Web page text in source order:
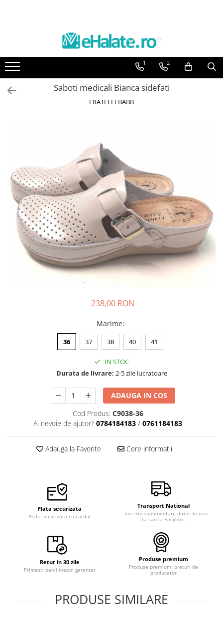
Toate Produsele
Bluze Unisex
Pantaloni Unisex
Costume Unisex
Halate medicale
Halate Bianca
Bluze Maria
Halate medicale femei
Halate medicale barbati
Halate medicale P2 cu fluturas
Halate medicale cu nasturi
Fuste medicale
Veste de lucru
Articole din Polar
Sorturi restaurante
Tricouri de lucru
Noutati
1 2
Saboti medicali Bianca sidefati
FRATELLI BABB
238,00 RON
Marime:
36 37 38 40 41
IN STOC
Durata de livrare: 2-5 zile lucratoare
ADAUGA IN COS
Cod Produs: C9038-36
Ai nevoie de ajutor? 0784184183 / 0761184183
Adauga la Favorite Cere informatii
Plata securizata
Plata securizata cu cardul
Transport National
...fara km suplimentari, direct la usa
ta sau la Easybox.
Retur in 30 zile
Primesti banii inapoi garantat
Produse premium
Produse premium, preturi de
producator
PRODUSE SIMILARE